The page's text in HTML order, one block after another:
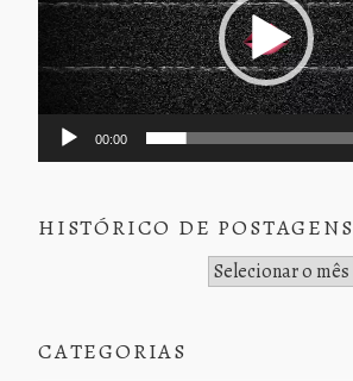
00:00
HISTÓRICO DE POSTAGENS
CATEGORIAS